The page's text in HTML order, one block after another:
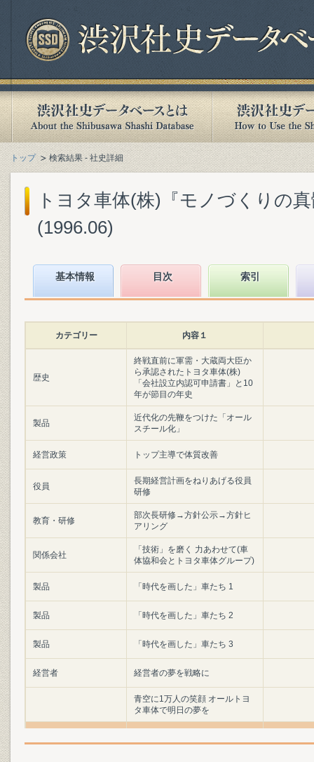
トップ 検索結果 - 社史詳細
トヨタ車体(株)『モノづくりの
(1996.06)
基本情報 目次 索引
カテゴリー 内容１
歴史
終戦直前に軍需・大蔵両大臣か
ら承認されたトヨタ車体(株)
「会社設立内認可申請書」と10
年が節目の年史
製品
近代化の先鞭をつけた「オール
スチール化」
経営政策 トップ主導で体質改善
役員
長期経営計画をねりあげる役員
研修
教育・研修
部次長研修→方針公示→方針ヒ
アリング
関係会社
「技術」を磨く 力あわせて(車
体協和会とトヨタ車体グループ)
製品 「時代を画した」車たち 1
製品 「時代を画した」車たち 2
製品 「時代を画した」車たち 3
経営者 経営者の夢を戦略に
青空に1万人の笑顔 オールトヨ
タ車体で明日の夢を